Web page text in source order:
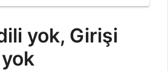
yok, Girişi
yok